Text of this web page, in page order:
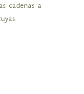
cadenas a